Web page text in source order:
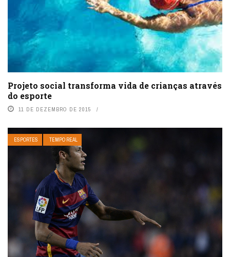
Projeto social transforma vida de crianças através
do esporte
11 DE DEZEMBRO DE 2015
ESPORTES TEMPO REAL